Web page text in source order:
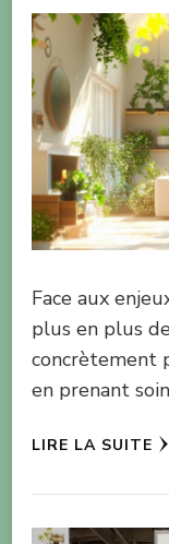
Face aux
plus en plus
concrètement
en prenant
LIRE LA SUITE